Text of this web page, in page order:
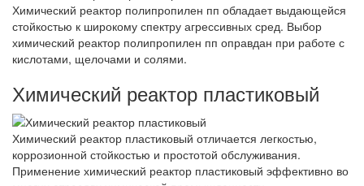
Химический реактор полипропилен пп обладает выдающейся
стойкостью к широкому спектру агрессивных сред. Выбор
химический реактор полипропилен пп оправдан при работе с
кислотами, щелочами и солями.
Химический реактор пластиковый
Химический реактор пластиковый отличается легкостью,
коррозионной стойкостью и простотой обслуживания.
Применение химический реактор пластиковый эффективно во